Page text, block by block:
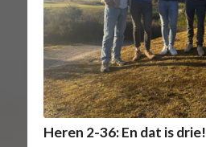
Heren 2-36: En dat is drie!